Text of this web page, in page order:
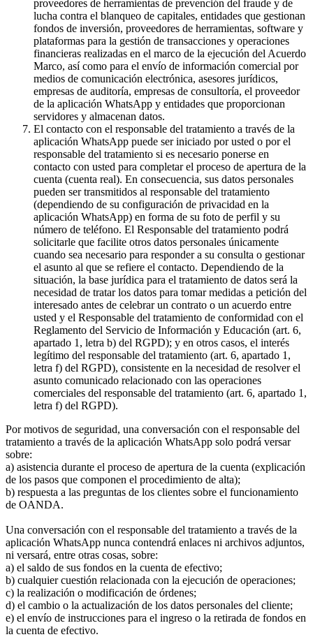
proveedores de herramientas de prevención del fraude y de
lucha contra el blanqueo de capitales, entidades que gestionan
fondos de inversión, proveedores de herramientas, software y
plataformas para la gestión de transacciones y operaciones
financieras realizadas en el marco de la ejecución del Acuerdo
Marco, así como para el envío de información comercial por
medios de comunicación electrónica, asesores jurídicos,
empresas de auditoría, empresas de consultoría, el proveedor
de la aplicación WhatsApp y entidades que proporcionan
servidores y almacenan datos.
El contacto con el responsable del tratamiento a través de la
aplicación WhatsApp puede ser iniciado por usted o por el
responsable del tratamiento si es necesario ponerse en
contacto con usted para completar el proceso de apertura de la
cuenta (cuenta real). En consecuencia, sus datos personales
pueden ser transmitidos al responsable del tratamiento
(dependiendo de su configuración de privacidad en la
aplicación WhatsApp) en forma de su foto de perfil y su
número de teléfono. El Responsable del tratamiento podrá
solicitarle que facilite otros datos personales únicamente
cuando sea necesario para responder a su consulta o gestionar
el asunto al que se refiere el contacto. Dependiendo de la
situación, la base jurídica para el tratamiento de datos será la
necesidad de tratar los datos para tomar medidas a petición del
interesado antes de celebrar un contrato o un acuerdo entre
usted y el Responsable del tratamiento de conformidad con el
Reglamento del Servicio de Información y Educación (art. 6,
apartado 1, letra b) del RGPD); y en otros casos, el interés
legítimo del responsable del tratamiento (art. 6, apartado 1,
letra f) del RGPD), consistente en la necesidad de resolver el
asunto comunicado relacionado con las operaciones
comerciales del responsable del tratamiento (art. 6, apartado 1,
letra f) del RGPD).
Por motivos de seguridad, una conversación con el responsable del
tratamiento a través de la aplicación WhatsApp solo podrá versar
sobre:
a) asistencia durante el proceso de apertura de la cuenta (explicación
de los pasos que componen el procedimiento de alta);
b) respuesta a las preguntas de los clientes sobre el funcionamiento
de OANDA.
Una conversación con el responsable del tratamiento a través de la
aplicación WhatsApp nunca contendrá enlaces ni archivos adjuntos,
ni versará, entre otras cosas, sobre:
a) el saldo de sus fondos en la cuenta de efectivo;
b) cualquier cuestión relacionada con la ejecución de operaciones;
c) la realización o modificación de órdenes;
d) el cambio o la actualización de los datos personales del cliente;
e) el envío de instrucciones para el ingreso o la retirada de fondos en
la cuenta de efectivo.